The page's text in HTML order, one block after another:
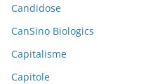
Candidose
CanSino Biologics
Capitalisme
Capitole